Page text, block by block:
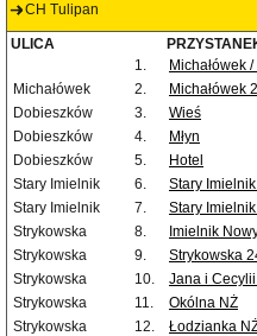
CH Tulipan
ULICA
1.
Michałówek
Michałówek
2.
Michałówek
Dobieszków
3.
Wieś
Dobieszków
4.
Młyn
Dobieszków
5.
Hotel
Stary Imielnik
6.
Stary
Stary Imielnik
7.
Stary
Strykowska
8. Imielnik
Strykowska
9. Strykowska
Strykowska
10. Jana i
Strykowska
11. Okólna NŻ
Strykowska
12. Łodzianka